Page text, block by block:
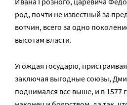
род, почти не известный за
вотчин, всего за одно
высотам власти.
Угождая государю,
заключая выгодные союзы,
поднимался все выше, и в 1577